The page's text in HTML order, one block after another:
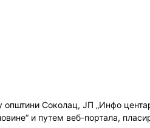
Соколац, ЈП „Инфо
и путем веб-портала,